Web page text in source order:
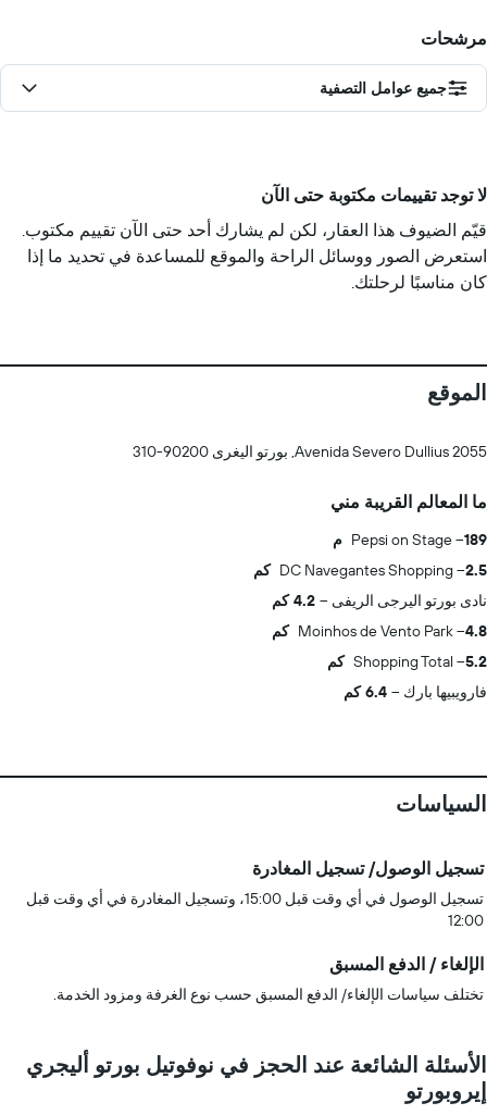
مرشحات
جميع عوامل التصفية
لا توجد تقييمات مكتوبة حتى الآن
قيّم الضيوف هذا العقار، لكن لم يشارك أحد حتى الآن تقييم مكتوب.
استعرض الصور ووسائل الراحة والموقع للمساعدة في تحديد ما إذا
كان مناسبًا لرحلتك.
الموقع
Avenida Severo Dullius 2055, بورتو اليغرى 90200-310
ما المعالم القريبة مني
Pepsi on Stage
189 م
DC Navegantes Shopping
2.5 كم
نادى بورتو اليرجى الريفى
4.2 كم
Moinhos de Vento Park
4.8 كم
Shopping Total
5.2 كم
فارويبيها بارك
6.4 كم
السياسات
تسجيل الوصول/ تسجيل المغادرة
تسجيل الوصول في أي وقت قبل 15:00، وتسجيل المغادرة في أي وقت قبل
12:00
الإلغاء / الدفع المسبق
تختلف سياسات الإلغاء/ الدفع المسبق حسب نوع الغرفة ومزود الخدمة.
الأسئلة الشائعة عند الحجز في نوفوتيل بورتو أليجري
إيروبورتو